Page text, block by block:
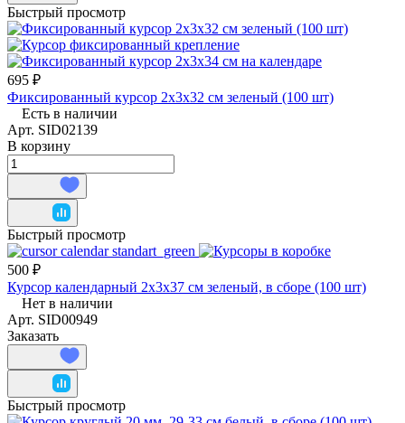
Быстрый просмотр
695 ₽
Фиксированный курсор 2х3х32 см зеленый (100 шт)
Есть в наличии
Арт. SID02139
В корзину
Быстрый просмотр
500 ₽
Курсор календарный 2х3х37 см зеленый, в сборе (100 шт)
Нет в наличии
Арт. SID00949
Заказать
Быстрый просмотр